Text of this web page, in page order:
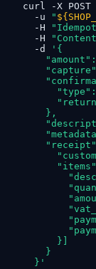
curl -X
  -u
"
  -H
  -H
  -d
'{
    },
      }]
    }
  }'